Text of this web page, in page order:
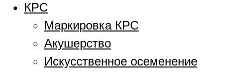
КРС
Маркировка КРС
Акушерство
Искусственное осеменение